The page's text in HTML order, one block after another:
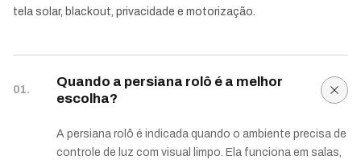
tela solar, blackout, privacidade e motorização.
01.
Quando a persiana rolô é a melhor
escolha?
A persiana rolô é indicada quando o ambiente precisa de
controle de luz com visual limpo. Ela funciona em salas,